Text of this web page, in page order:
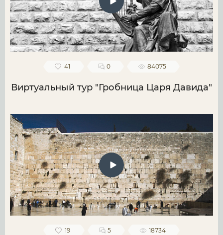
41 0 84075
Виртуальный тур "Гробница Царя Давида"
19 5 18734